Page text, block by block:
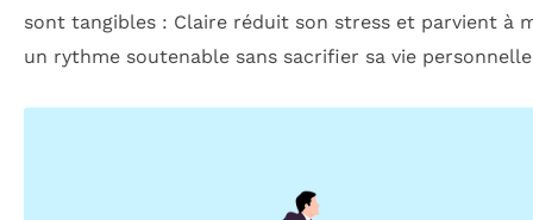
sont tangibles : Claire réduit son stress et parvient à
un rythme soutenable sans sacrifier sa vie